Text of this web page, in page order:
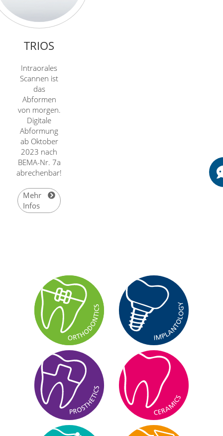
TRIOS
Intraorales
Scannen ist
das
Abformen
von morgen.
Digitale
Abformung
ab Oktober
2023 nach
BEMA-Nr. 7a
abrechenbar!
Mehr
Infos